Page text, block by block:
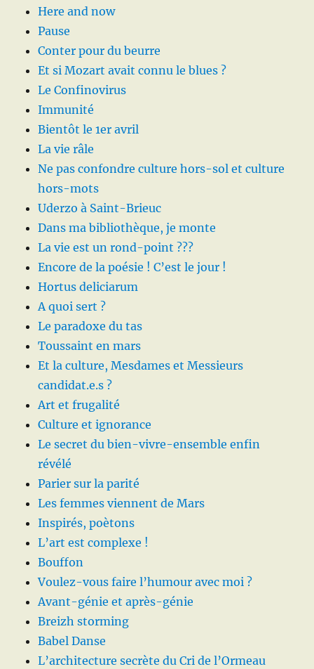
Here and now
Pause
Conter pour du beurre
Et si Mozart avait connu le blues ?
Le Confinovirus
Immunité
Bientôt le 1er avril
La vie râle
Ne pas confondre culture hors-sol et culture
hors-mots
Uderzo à Saint-Brieuc
Dans ma bibliothèque, je monte
La vie est un rond-point ???
Encore de la poésie ! C’est le jour !
Hortus deliciarum
A quoi sert ?
Le paradoxe du tas
Toussaint en mars
Et la culture, Mesdames et Messieurs
candidat.e.s ?
Art et frugalité
Culture et ignorance
Le secret du bien-vivre-ensemble enfin
révélé
Parier sur la parité
Les femmes viennent de Mars
Inspirés, poètons
L’art est complexe !
Bouffon
Voulez-vous faire l’humour avec moi ?
Avant-génie et après-génie
Breizh storming
Babel Danse
L’architecture secrète du Cri de l’Ormeau